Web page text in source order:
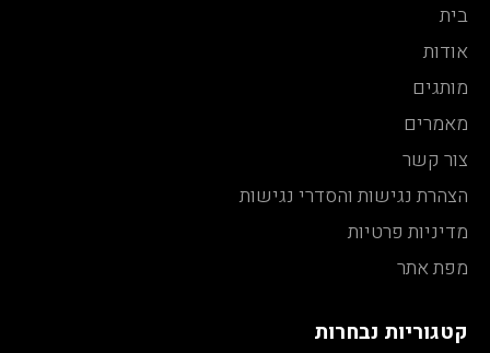
בית
אודות
מותגים
מאמרים
צור קשר
הצהרת נגישות והסדרי נגישות
מדיניות פרטיות
מפת אתר
קטגוריות נבחרות